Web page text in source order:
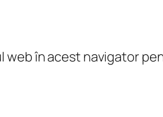
web în acest navigator